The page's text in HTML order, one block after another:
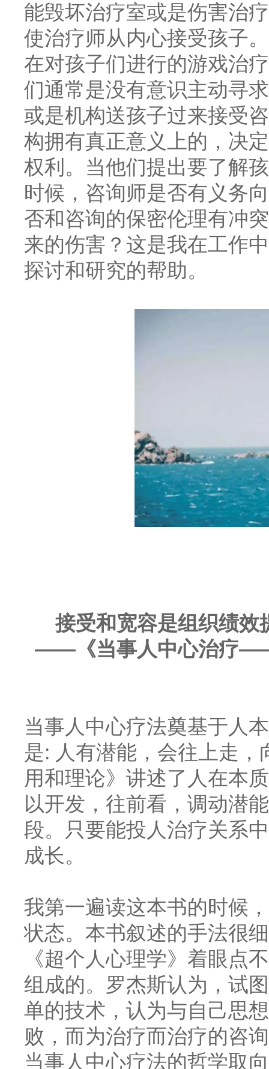
能毁坏治疗室或是伤害治
使治疗师从内心接受孩子。
在对孩子们进行的游戏治
们通常是没有意识主动寻
或是机构送孩子过来接受
构拥有真正意义上的，决
权利。当他们提出要了解
时候，咨询师是否有义务
否和咨询的保密伦理有冲
来的伤害？这是我在工作
探讨和研究的帮助。
接受和宽容是组织绩效
——《当事人中心治疗——
当事人中心疗法奠基于人
是: 人有潜能，会往上走
用和理论》讲述了人在本
以开发，往前看，调动潜
段。只要能投人治疗关系
成长。
我第一遍读这本书的时候
状态。本书叙述的手法很
《超个人心理学》着眼点
组成的。罗杰斯认为，试
单的技术，认为与自己思
败，而为治疗而治疗的咨
当事人中心疗法的哲学取